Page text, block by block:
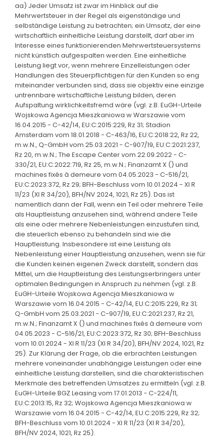
aa) Jeder Umsatz ist zwar im Hinblick auf die
Mehrwertsteuer in der Regel als eigenständige und
selbständige Leistung zu betrachten; ein Umsatz, der eine
wirtschaftlich einheitliche Leistung darstellt, darf aber im
Interesse eines funktionierenden Mehrwertsteuersystems
nicht künstlich aufgespalten werden. Eine einheitliche
Leistung liegt vor, wenn mehrere Einzelleistungen oder
Handlungen des Steuerpflichtigen für den Kunden so eng
miteinander verbunden sind, dass sie objektiv eine einzige
untrennbare wirtschaftliche Leistung bilden, deren
Aufspaltung wirklichkeitsfremd wäre (vgl. z.B. EuGH-Urteile
Wojskowa Agencja Mieszkaniowa w Warszawie vom
16.04.2015 - C-42/14, EU:C:2015:229, Rz 31; Stadion
Amsterdam vom 18.01.2018 - C-463/16, EU:C:2018:22, Rz 22,
m.w.N., Q-GmbH vom 25.03.2021 - C-907/19, EU:C:2021:237,
Rz 20, m.w.N.; The Escape Center vom 22.09.2022 - C-
330/21, EU:C:2022:719, Rz 25, m.w.N.; Finanzamt X () und
machines fixés à demeure vom 04.05.2023 - C-516/21,
EU:C:2023:372, Rz 29; BFH-Beschluss vom 10.01.2024 - XI R
11/23 (XI R 34/20), BFH/NV 2024, 1021, Rz 25). Das ist
namentlich dann der Fall, wenn ein Teil oder mehrere Teile
als Hauptleistung anzusehen sind, während andere Teile
als eine oder mehrere Nebenleistungen einzustufen sind,
die steuerlich ebenso zu behandeln sind wie die
Hauptleistung. Insbesondere ist eine Leistung als
Nebenleistung einer Hauptleistung anzusehen, wenn sie für
die Kunden keinen eigenen Zweck darstellt, sondern das
Mittel, um die Hauptleistung des Leistungserbringers unter
optimalen Bedingungen in Anspruch zu nehmen (vgl. z.B.
EuGH-Urteile Wojskowa Agencja Mieszkaniowa w
Warszawie vom 16.04.2015 - C-42/14, EU:C:2015:229, Rz 31;
Q-GmbH vom 25.03.2021 - C-907/19, EU:C:2021:237, Rz 21,
m.w.N.; Finanzamt X () und machines fixés à demeure vom
04.05.2023 - C-516/21, EU:C:2023:372, Rz 30; BFH-Beschluss
vom 10.01.2024 - XI R 11/23 (XI R 34/20), BFH/NV 2024, 1021, Rz
25). Zur Klärung der Frage, ob die erbrachten Leistungen
mehrere voneinander unabhängige Leistungen oder eine
einheitliche Leistung darstellen, sind die charakteristischen
Merkmale des betreffenden Umsatzes zu ermitteln (vgl. z.B.
EuGH-Urteile BGZ Leasing vom 17.01.2013 - C-224/11,
EU:C:2013:15, Rz 32; Wojskowa Agencja Mieszkaniowa w
Warszawie vom 16.04.2015 - C-42/14, EU:C:2015:229, Rz 32;
BFH-Beschluss vom 10.01.2024 - XI R 11/23 (XI R 34/20),
BFH/NV 2024, 1021, Rz 25).